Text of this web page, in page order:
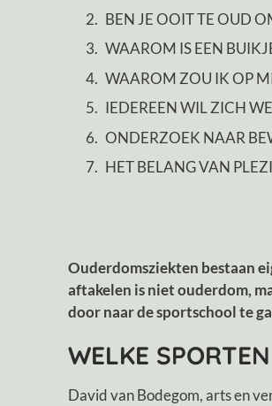
BEN JE OOIT TE OUD
WAAROM IS EEN
WAAROM ZOU IK OP
IEDEREEN WIL ZICH
ONDERZOEK NAAR
HET BELANG VAN
Ouderdomsziekten bestaan
aftakelen is niet ouderdom,
door naar de sportschool te
WELKE
David van Bodegom, arts en